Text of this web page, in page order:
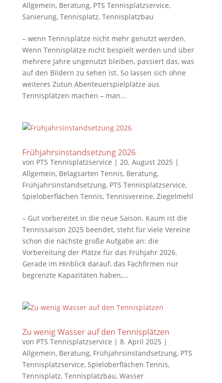
Allgemein, Beratung, PTS Tennisplatzservice,
Sanierung, Tennisplatz, Tennisplatzbau
– wenn Tennisplätze nicht mehr genutzt werden.
Wenn Tennisplätze nicht bespielt werden und über
mehrere Jahre ungenutzt bleiben, passiert das, was
auf den Bildern zu sehen ist. So lassen sich ohne
weiteres Zutun Abenteuerspielplätze aus
Tennisplätzen machen – man...
Frühjahrsinstandsetzung 2026
von PTS Tennisplatzservice | 20. August 2025 |
Allgemein, Belagsarten Tennis, Beratung,
Frühjahrsinstandsetzung, PTS Tennisplatzservice,
Spieloberflächen Tennis, Tennisvereine, Ziegelmehl
– Gut vorbereitet in die neue Saison. Kaum ist die
Tennissaison 2025 beendet, steht für viele Vereine
schon die nächste große Aufgabe an: die
Vorbereitung der Plätze für das Frühjahr 2026.
Gerade im Hinblick darauf, das Fachfirmen nur
begrenzte Kapazitäten haben,...
Zu wenig Wasser auf den Tennisplätzen
von PTS Tennisplatzservice | 8. April 2025 |
Allgemein, Beratung, Frühjahrsinstandsetzung, PTS
Tennisplatzservice, Spieloberflächen Tennis,
Tennisplatz, Tennisplatzbau, Wasser